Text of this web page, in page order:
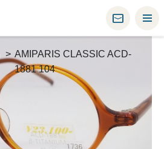
AMIPARIS CLASSIC ACD-
1881 104